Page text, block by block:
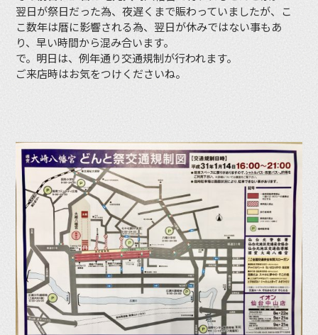
翌日が祭日だった為、夜遅くまで賑わっていましたが、こ
こ数年は暦に影響される為、翌日が休みではない事もあ
り、早い時間から混み合います。
で。明日は、例年通り交通規制が行われます。
ご来店時はお気をつけくださいね。